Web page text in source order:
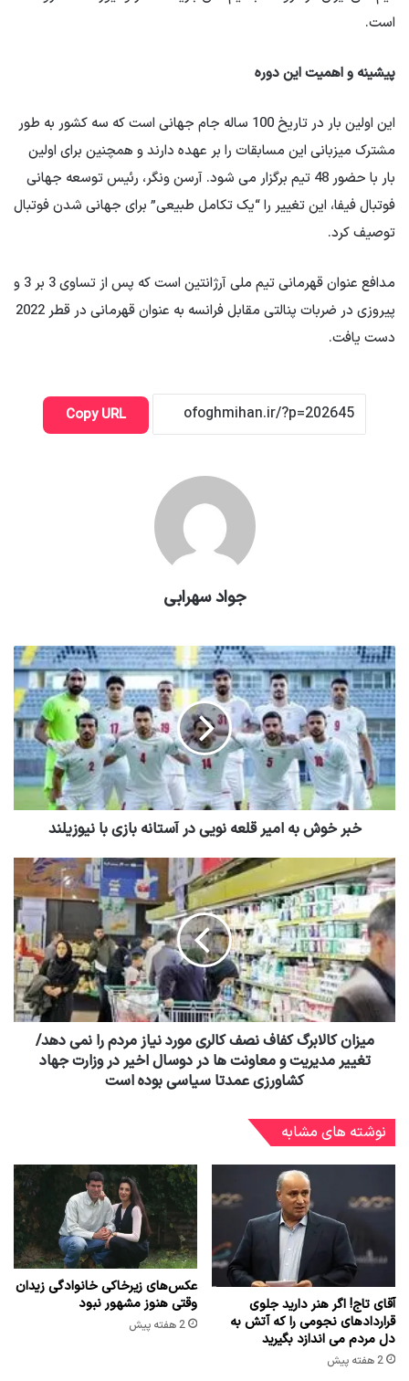
است.
پیشینه و اهمیت این دوره
این اولین بار در تاریخ 100 ساله جام جهانی است که سه کشور به طور
مشترک میزبانی این مسابقات را بر عهده دارند و همچنین برای اولین
بار با حضور 48 تیم برگزار می شود. آرسن ونگر، رئیس توسعه جهانی
فوتبال فیفا، این تغییر را “یک تکامل طبیعی” برای جهانی شدن فوتبال
توصیف کرد.
مدافع عنوان قهرمانی تیم ملی آرژانتین است که پس از تساوی 3 بر 3 و
پیروزی در ضربات پنالتی مقابل فرانسه به عنوان قهرمانی در قطر 2022
دست یافت.
Copy URL
جواد سهرابی
خبر خوش به امیر قلعه نویی در آستانه بازی با نیوزیلند
میزان کالابرگ کفاف نصف کالری مورد نیاز مردم را نمی دهد/
تغییر مدیریت و معاونت ها در دوسال اخیر در وزارت جهاد
کشاورزی عمدتا سیاسی بوده است
نوشته های مشابه
آقای تاج! اگر هنر دارید جلوی
قراردادهای نجومی را که آتش به
دل مردم می اندازد بگیرید
2 هفته پیش
عکس‌های زیرخاکی خانوادگی زیدان
وقتی هنوز مشهور نبود
2 هفته پیش